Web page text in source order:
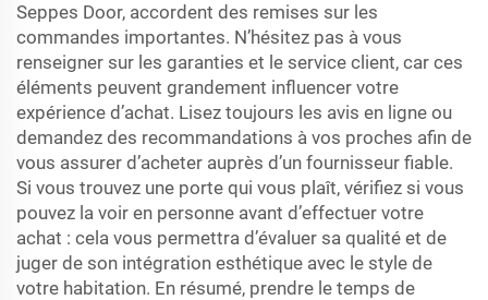
Seppes Door, accordent des remises sur les
commandes importantes. N’hésitez pas à vous
renseigner sur les garanties et le service client, car ces
éléments peuvent grandement influencer votre
expérience d’achat. Lisez toujours les avis en ligne ou
demandez des recommandations à vos proches afin de
vous assurer d’acheter auprès d’un fournisseur fiable.
Si vous trouvez une porte qui vous plaît, vérifiez si vous
pouvez la voir en personne avant d’effectuer votre
achat : cela vous permettra d’évaluer sa qualité et de
juger de son intégration esthétique avec le style de
votre habitation. En résumé, prendre le temps de